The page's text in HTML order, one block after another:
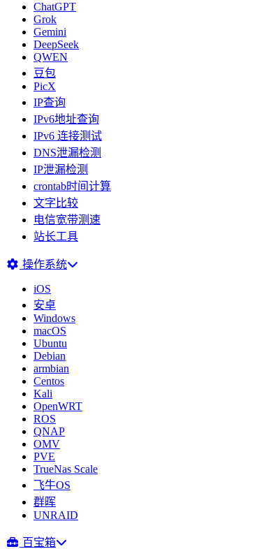
ChatGPT
Grok
Gemini
DeepSeek
QWEN
豆包
PicX
IP查询
IPv6地址查询
IPv6 连接测试
DNS泄漏检测
IP泄漏检测
crontab时间计算
文字比较
电信宽带测速
站长工具
操作系统
iOS
安卓
Windows
macOS
Ubuntu
Debian
armbian
Centos
Kali
OpenWRT
ROS
QNAP
OMV
PVE
TrueNas Scale
飞牛OS
群晖
UNRAID
百宝箱